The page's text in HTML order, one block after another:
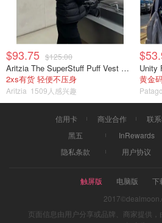
$93.75 $125.00
Aritzia The SuperStuff Puff Vest 轻盈亮面马甲
2xs有货 轻便不压身
Aritzia 1509人感兴趣
Unity
黄金
信用卡 商业合作 联
黑五
InRewards
隐私条款
用户协议
触屏版 电脑版
下
页面信息由用户分享或品牌、商家提供